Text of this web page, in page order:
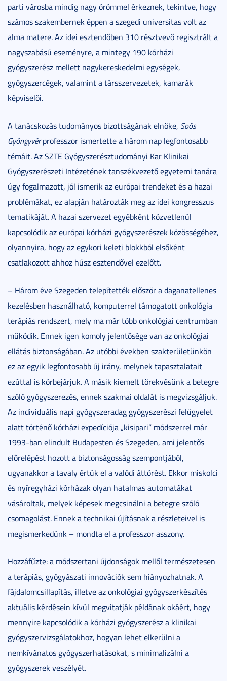
parti városba mindig nagy örömmel érkeznek, tekintve, hogy
számos szakembernek éppen a szegedi universitas volt az
alma matere. Az idei esztendőben 310 résztvevő regisztrált a
nagyszabású eseményre, a mintegy 190 kórházi
gyógyszerész mellett nagykereskedelmi egységek,
gyógyszercégek, valamint a társszervezetek, kamarák
képviselői.
A tanácskozás tudományos bizottságának elnöke, Soós
Gyöngyvérprofesszor ismertette a három nap legfontosabb
témáit. Az SZTE Gyógyszerésztudományi Kar Klinikai
Gyógyszerészeti Intézetének tanszékvezető egyetemi tanára
úgy fogalmazott, jól ismerik az európai trendeket és a hazai
problémákat, ez alapján határozták meg az idei kongresszus
tematikáját. A hazai szervezet egyébként közvetlenül
kapcsolódik az európai kórházi gyógyszerészek közösségéhez,
olyannyira, hogy az egykori keleti blokkból elsőként
csatlakozott ahhoz húsz esztendővel ezelőtt.
– Három éve Szegeden telepítették először a daganatellenes
kezelésben használható, komputerrel támogatott onkológia
terápiás rendszert, mely ma már több onkológiai centrumban
működik. Ennek igen komoly jelentősége van az onkológiai
ellátás biztonságában. Az utóbbi években szakterületünkön
ez az egyik legfontosabb új irány, melynek tapasztalatait
ezúttal is körbejárjuk. A másik kiemelt törekvésünk a betegre
szóló gyógyszerezés, ennek szakmai oldalát is megvizsgáljuk.
Az individuális napi gyógyszeradag gyógyszerészi felügyelet
alatt történő kórházi expedíciója „kisipari” módszerrel már
1993-ban elindult Budapesten és Szegeden, ami jelentős
előrelépést hozott a biztonságosság szempontjából,
ugyanakkor a tavaly értük el a valódi áttörést. Ekkor miskolci
és nyíregyházi kórházak olyan hatalmas automatákat
vásároltak, melyek képesek megcsinálni a betegre szóló
csomagolást. Ennek a technikai újításnak a részleteivel is
megismerkedünk – mondta el a professzor asszony.
Hozzáfűzte: a módszertani újdonságok mellől természetesen
a terápiás, gyógyászati innovációk sem hiányozhatnak. A
fájdalomcsillapítás, illetve az onkológiai gyógyszerkészítés
aktuális kérdésein kívül megvitatják példának okáért, hogy
mennyire kapcsolódik a kórházi gyógyszerész a klinikai
gyógyszervizsgálatokhoz, hogyan lehet elkerülni a
nemkívánatos gyógyszerhatásokat, s minimalizálni a
gyógyszerek veszélyét.